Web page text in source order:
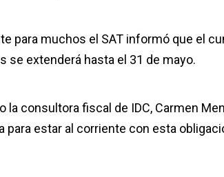
para muchos el SAT informó que el
se extenderá hasta el 31 de mayo.
la consultora fiscal de IDC, Carmen
para estar al corriente con esta